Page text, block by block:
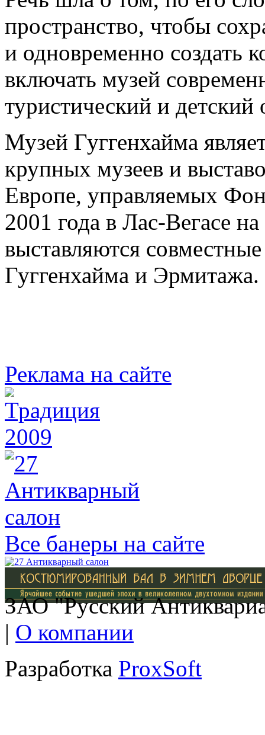
пространство, чтобы
и одновременно создать
включать музей
туристический и
Музей Гуггенхайма
крупных музеев и
Европе, управляемых
2001 года в Лас-Вегасе
выставляются
Гуггенхайма и Эрмитажа.
Реклама на сайте
Все банеры на сайте
ЗАО "Русский
| О компании
Разработка ProxSoft